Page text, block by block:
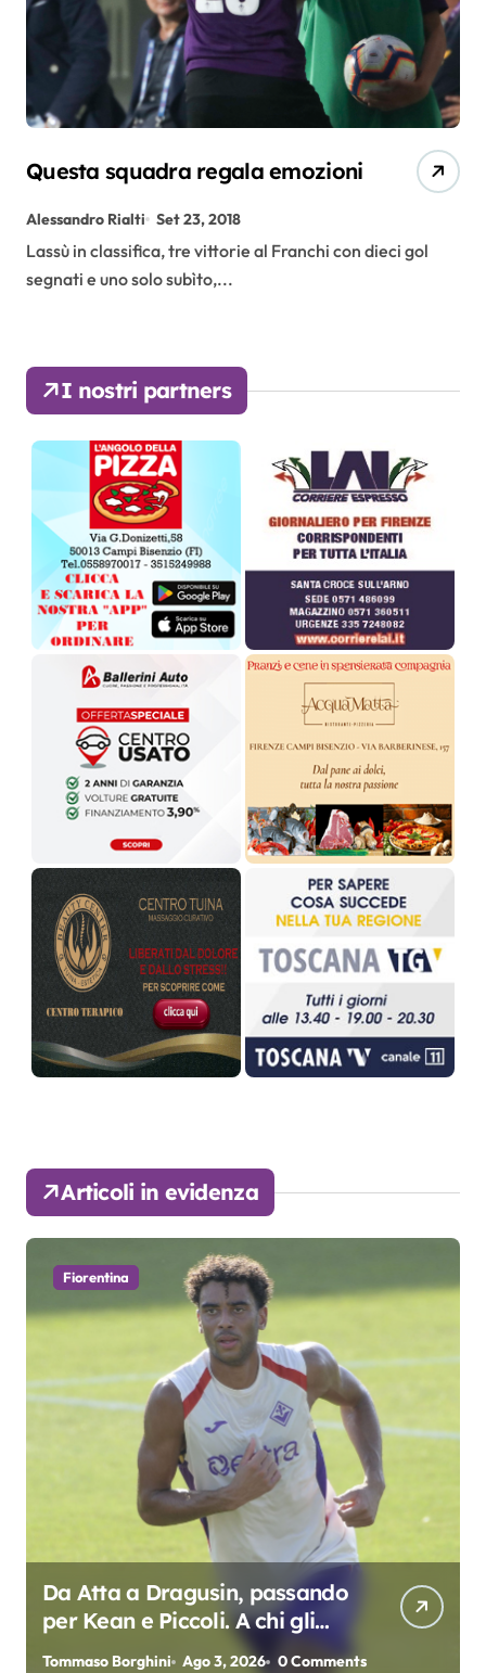
Questa squadra regala emozioni
Alessandro Rialti Set 23, 2018
Lassù in classifica, tre vittorie al Franchi con dieci gol
segnati e uno solo subìto,...
I nostri partners
Articoli in evidenza
Fiorentina
Da Atta a Dragusin, passando
per Kean e Piccoli. A chi gli
oscar del precampionato?
Tommaso Borghini Ago 3, 2026 0 Comments